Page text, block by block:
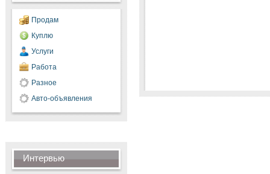
Продам
Куплю
Услуги
Работа
Разное
Авто-объявления
Интервью